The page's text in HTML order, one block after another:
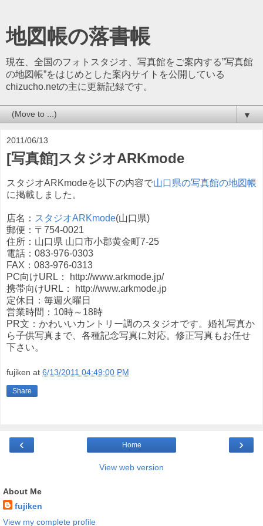
地図帳の落書帳
現在、全国のフォトスタジオ、写真館をご案内する”写真館
の地図帳”をはじめとした案内サイトを公開している
chizucho.netの主に更新記録です。
▼
2011/06/13
[写真館]スタジオARKmode
スタジオARKmodeを以下の内容で山口県の写真館の地図帳
に掲載しました。
店名： スタジオARKmode(山口県)
郵便：〒754-0021
住所：山口県 山口市小郡黄金町7-25
電話：083-976-0303
FAX：083-976-0313
PC向けURL： http://www.arkmode.jp/
携帯向けURL： http://www.arkmode.jp
定休日：毎週火曜日
営業時間：10時～18時
PR文：かわいいカントリー調のスタジオです。婚礼写真か
ら子供写真まで、各種記念写真に対応。修正写真もお任せ
下さい。
fujiken at 6/13/2011 04:49:00 PM
Share
‹ ›
Home
View web version
About Me
fujiken
View my complete profile